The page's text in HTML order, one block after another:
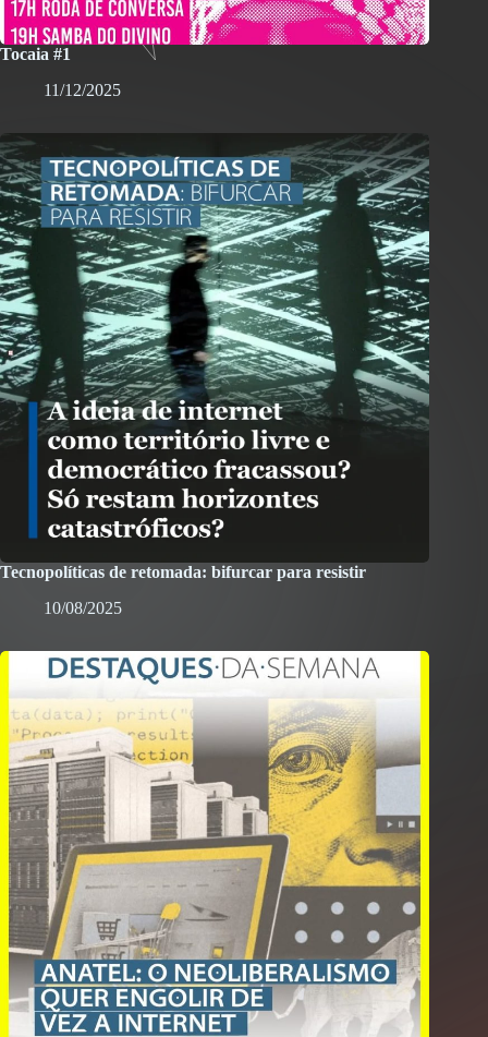
Tocaia #1
11/12/2025
Tecnopolíticas de retomada: bifurcar para resistir
10/08/2025